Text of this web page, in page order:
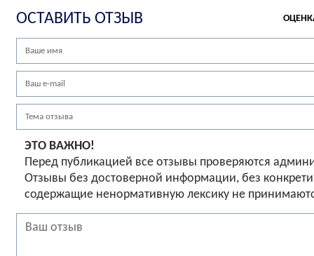
ОСТАВИТЬ ОТЗЫВ
ЭТО ВАЖНО!
Перед публикацией все отзывы проверяются
Отзывы без достоверной информации, без
содержащие ненормативную лексику не